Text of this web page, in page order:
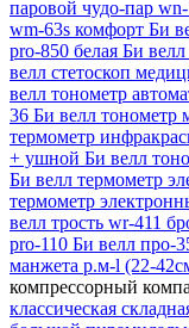
паровой чудо-пар
wm-63s комфорт Би
pro-850 белая Би
велл стетоскоп
велл тонометр
36 Би велл тонометр
термометр
+ ушной Би велл
Би велл термометр
термометр
велл трость wr-411
pro-110 Би велл про-
манжета р.м-l (22-
компрессорный
классическая